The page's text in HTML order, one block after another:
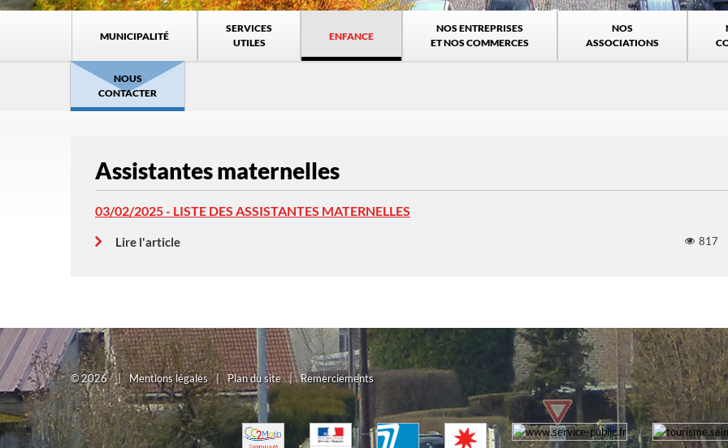
MUNICIPALITÉ
SERVICES
UTILES
ENFANCE
NOS ENTREPRISES
ET NOS COMMERCES
NOS
ASSOCIATIONS
NOUS
CONTACTER
Assistantes maternelles
03/02/2025 - LISTE DES ASSISTANTES MATERNELLES
Lire l'article 817
©2026 | Mentions légales | Plan du site | Remerciements